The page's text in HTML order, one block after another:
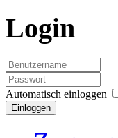
Login
Automatisch einloggen
Einloggen